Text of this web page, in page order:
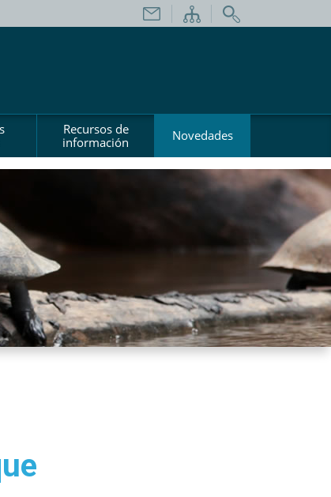
Recursos de
información
Novedades